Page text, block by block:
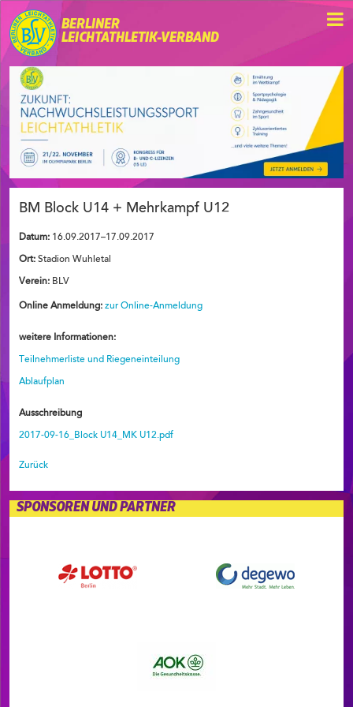
BERLINER
LEICHTATHLETIK-VERBAND
BM Block U14 + Mehrkampf U12
Datum: 16.09.2017–17.09.2017
Ort: Stadion Wuhletal
Verein: BLV
Online Anmeldung: zur Online-Anmeldung
weitere Informationen:
Teilnehmerliste und Riegeneinteilung
Ablaufplan
Ausschreibung
2017-09-16_Block U14_MK U12.pdf
Zurück
SPONSOREN UND PARTNER